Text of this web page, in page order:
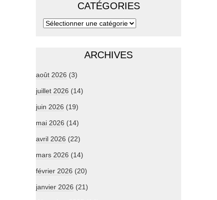
CATÉGORIES
ARCHIVES
août 2026 (3)
juillet 2026 (14)
juin 2026 (19)
mai 2026 (14)
avril 2026 (22)
mars 2026 (14)
février 2026 (20)
janvier 2026 (21)